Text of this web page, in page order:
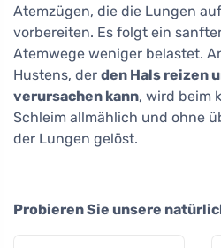
Atemzügen, die die Lungen
vorbereiten. Es folgt ein
Atemwege weniger belastet.
Hustens, der den Hals reizen
verursachen kann, wird beim
Schleim allmählich und ohne
der Lungen gelöst.
Probieren Sie unsere